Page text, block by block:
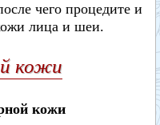
чего процедите и
лица и шеи.
кожи
кожи